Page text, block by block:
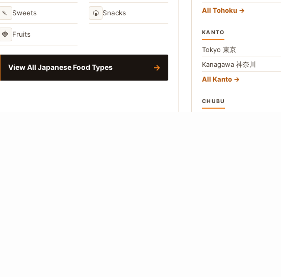
🍡 Sweets 🍘 Snacks
🍓 Fruits
View All Japanese Food Types →
All Tohoku
KANTO
Tokyo 東京
Kanagawa 神奈川
All Kanto
CHUBU